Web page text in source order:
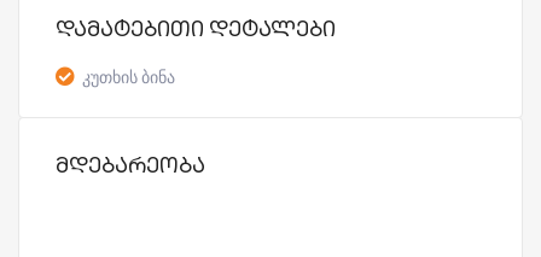
დამატებითი დეტალები
კუთხის ბინა
მდებარეობა